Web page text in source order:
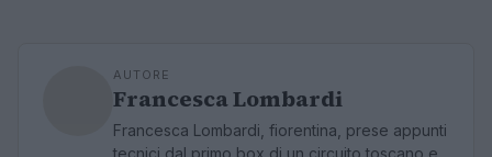
AUTORE
Francesca Lombardi
Francesca Lombardi, fiorentina, prese appunti
tecnici dal primo box di un circuito toscano e